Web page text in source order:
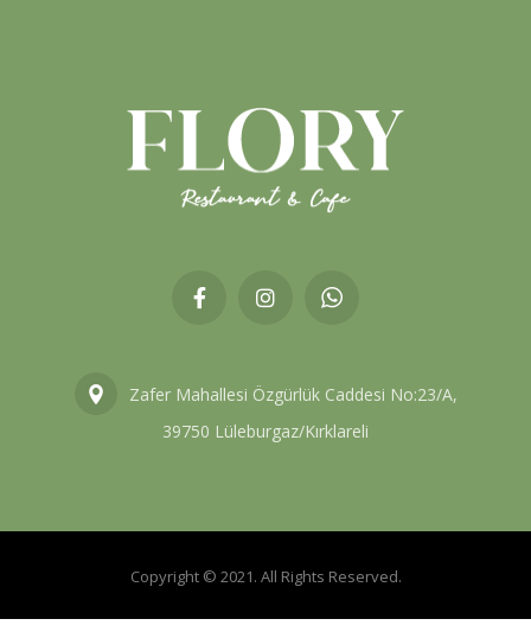
Zafer Mahallesi Özgürlük Caddesi No:23/A,
39750 Lüleburgaz/Kırklareli
Copyright © 2021. All Rights Reserved.